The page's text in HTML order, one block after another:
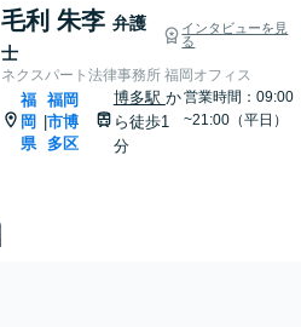
毛利 朱李 弁護
士
インタビューを見
る
ネクスパート法律事務所 福岡オフィス
福
岡
県
|
福岡
市博
多区
博多駅 か
ら徒歩1
分
営業時間：09:00
~21:00（平日）